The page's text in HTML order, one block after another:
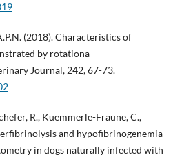
(2018). Characteristics of
by rotationa
Journal, 242, 67-73.
R., Kuemmerle-Fraune, C.,
and hypofibrinogenemia
in dogs naturally infected with